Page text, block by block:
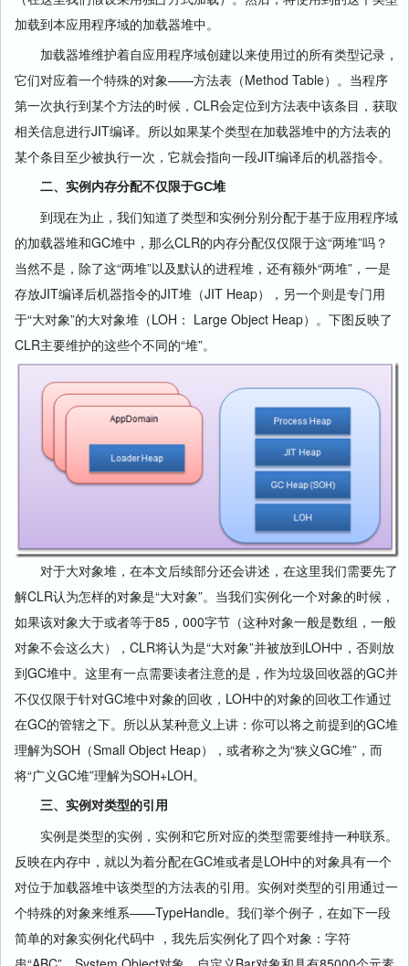
加载到本应用程序域的加载器堆中。
加载器堆维护着自应用程序域创建以来使用过的所有类型记录，
它们对应着一个特殊的对象——方法表（Method Table）。当程序
第一次执行到某个方法的时候，CLR会定位到方法表中该条目，获取
相关信息进行JIT编译。所以如果某个类型在加载器堆中的方法表的
某个条目至少被执行一次，它就会指向一段JIT编译后的机器指令。
二、实例内存分配不仅限于GC堆
到现在为止，我们知道了类型和实例分别分配于基于应用程序域
的加载器堆和GC堆中，那么CLR的内存分配仅仅限于这“两堆”吗？
当然不是，除了这“两堆”以及默认的进程堆，还有额外“两堆”，一是
存放JIT编译后机器指令的JIT堆（JIT Heap），另一个则是专门用
于“大对象”的大对象堆（LOH： Large Object Heap）。下图反映了
CLR主要维护的这些个不同的“堆”。
对于大对象堆，在本文后续部分还会讲述，在这里我们需要先了
解CLR认为怎样的对象是“大对象”。当我们实例化一个对象的时候，
如果该对象大于或者等于85，000字节（这种对象一般是数组，一般
对象不会这么大），CLR将认为是“大对象”并被放到LOH中，否则放
到GC堆中。这里有一点需要读者注意的是，作为垃圾回收器的GC并
不仅仅限于针对GC堆中对象的回收，LOH中的对象的回收工作通过
在GC的管辖之下。所以从某种意义上讲：你可以将之前提到的GC堆
理解为SOH（Small Object Heap），或者称之为“狭义GC堆”，而
将“广义GC堆”理解为SOH+LOH。
三、实例对类型的引用
实例是类型的实例，实例和它所对应的类型需要维持一种联系。
反映在内存中，就以为着分配在GC堆或者是LOH中的对象具有一个
对位于加载器堆中该类型的方法表的引用。实例对类型的引用通过一
个特殊的对象来维系——TypeHandle。我们举个例子，在如下一段
简单的对象实例化代码中 ，我先后实例化了四个对象：字符